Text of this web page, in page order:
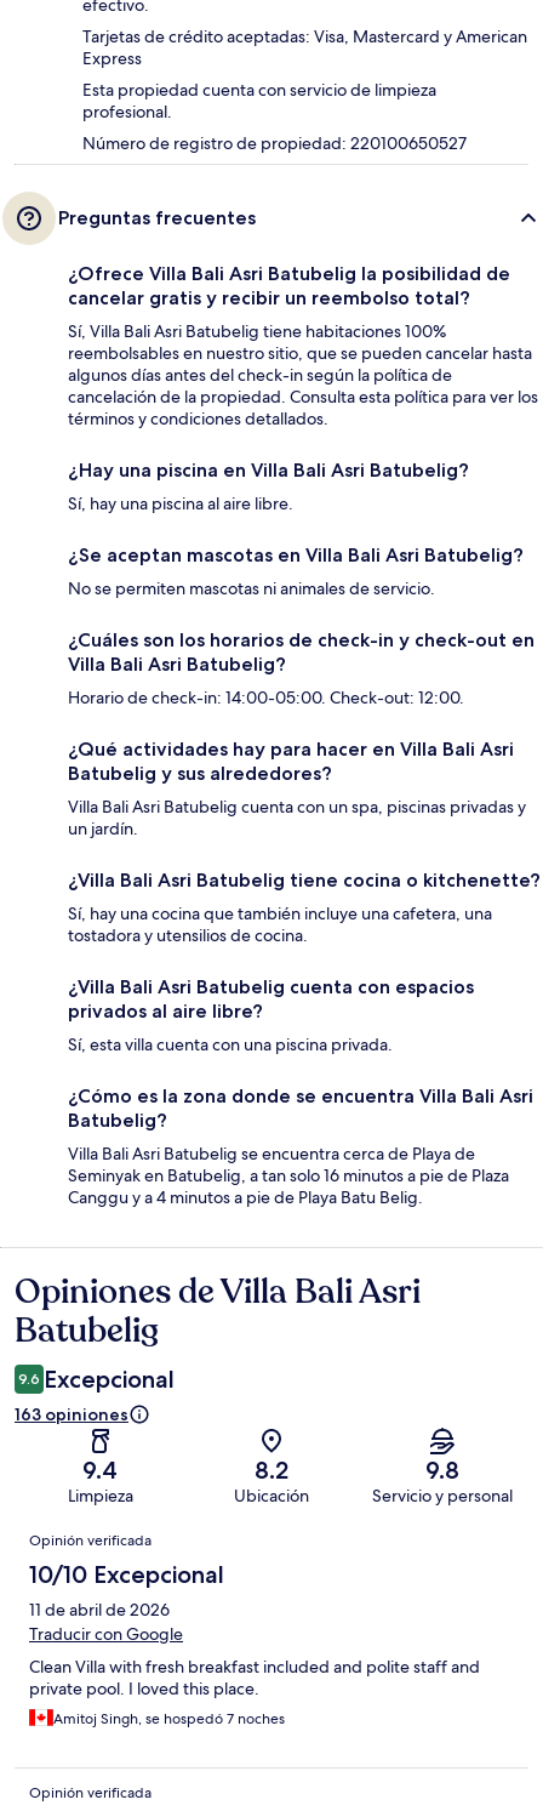
efectivo.
Tarjetas de crédito aceptadas: Visa, Mastercard y American
Express
Esta propiedad cuenta con servicio de limpieza
profesional.
Número de registro de propiedad: 220100650527
Preguntas frecuentes
¿Ofrece Villa Bali Asri Batubelig la posibilidad de
cancelar gratis y recibir un reembolso total?
Sí, Villa Bali Asri Batubelig tiene habitaciones 100%
reembolsables en nuestro sitio, que se pueden cancelar hasta
algunos días antes del check-in según la política de
cancelación de la propiedad. Consulta esta política para ver los
términos y condiciones detallados.
¿Hay una piscina en Villa Bali Asri Batubelig?
Sí, hay una piscina al aire libre.
¿Se aceptan mascotas en Villa Bali Asri Batubelig?
No se permiten mascotas ni animales de servicio.
¿Cuáles son los horarios de check-in y check-out en
Villa Bali Asri Batubelig?
Horario de check-in: 14:00-05:00. Check-out: 12:00.
¿Qué actividades hay para hacer en Villa Bali Asri
Batubelig y sus alrededores?
Villa Bali Asri Batubelig cuenta con un spa, piscinas privadas y
un jardín.
¿Villa Bali Asri Batubelig tiene cocina o kitchenette?
Sí, hay una cocina que también incluye una cafetera, una
tostadora y utensilios de cocina.
¿Villa Bali Asri Batubelig cuenta con espacios
privados al aire libre?
Sí, esta villa cuenta con una piscina privada.
¿Cómo es la zona donde se encuentra Villa Bali Asri
Batubelig?
Villa Bali Asri Batubelig se encuentra cerca de Playa de
Seminyak en Batubelig, a tan solo 16 minutos a pie de Plaza
Canggu y a 4 minutos a pie de Playa Batu Belig.
Opiniones
Opiniones de Villa Bali Asri
Batubelig
9.6 Excepcional
163 opiniones
9.4
Limpieza
8.2
Ubicación
9.8
Servicio y personal
Opiniones
Opinión verificada
10/10 Excepcional
11 de abril de 2026
Traducir con Google
Clean Villa with fresh breakfast included and polite staff and
private pool. I loved this place.
Amitoj Singh, se hospedó 7 noches
Opinión verificada